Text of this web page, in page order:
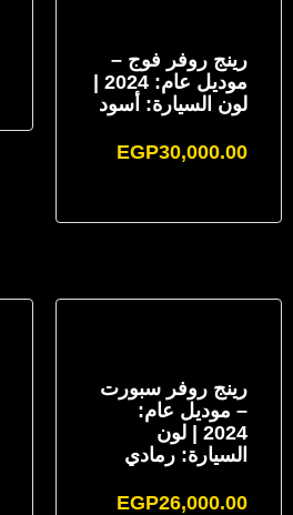
رينج روفر فوج –
لون السيارة: أسود
EGP30,000.00
رينج روفر سبورت
– موديل عام:
2024 | لون
السيارة: رمادي
EGP26,000.00